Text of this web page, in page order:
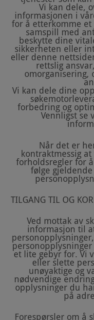
Vi kan dele,
informasjonen i
for å etterkomme
samspill med
beskytte dine
sikkerheten eller
eller denne
rettslig
omorganisering,
Vi kan dele dine
forbedring og
Vennligst se
Når det er
kontraktmessig
forholdsregler for
følge
TILGANG TIL OG
Ved mottak av
informasjon til
et lite gebyr for. Vi
eller slette
unøyaktige og
nødvendige
opplysninger du
på
Forespørsler om å